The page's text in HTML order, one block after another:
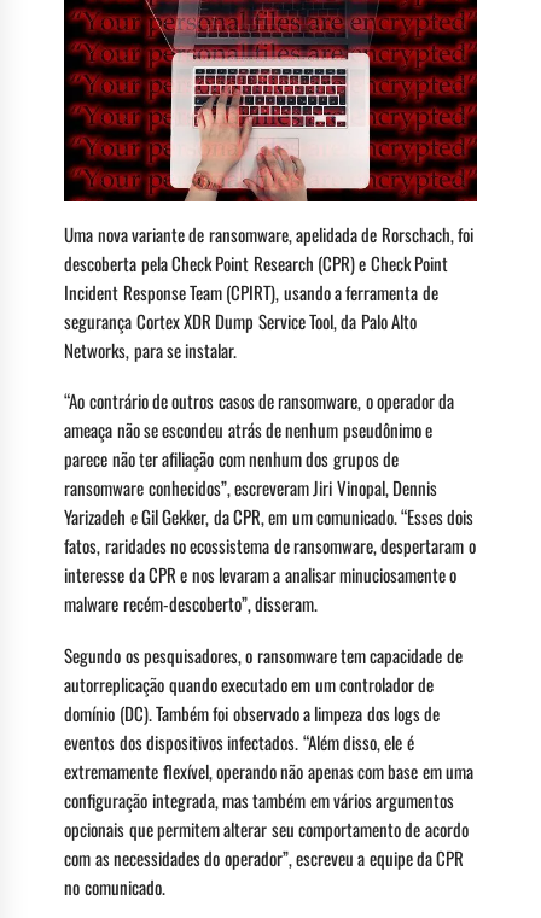
Uma nova variante de ransomware, apelidada de Rorschach, foi
descoberta pela Check Point Research (CPR) e Check Point
Incident Response Team (CPIRT), usando a ferramenta de
segurança Cortex XDR Dump Service Tool, da Palo Alto
Networks, para se instalar.
“Ao contrário de outros casos de ransomware, o operador da
ameaça não se escondeu atrás de nenhum pseudônimo e
parece não ter afiliação com nenhum dos grupos de
ransomware conhecidos”, escreveram Jiri Vinopal, Dennis
Yarizadeh e Gil Gekker, da CPR, em um comunicado. “Esses dois
fatos, raridades no ecossistema de ransomware, despertaram o
interesse da CPR e nos levaram a analisar minuciosamente o
malware recém-descoberto”, disseram.
Segundo os pesquisadores, o ransomware tem capacidade de
autorreplicação quando executado em um controlador de
domínio (DC). Também foi observado a limpeza dos logs de
eventos dos dispositivos infectados. “Além disso, ele é
extremamente flexível, operando não apenas com base em uma
configuração integrada, mas também em vários argumentos
opcionais que permitem alterar seu comportamento de acordo
com as necessidades do operador”, escreveu a equipe da CPR
no comunicado.